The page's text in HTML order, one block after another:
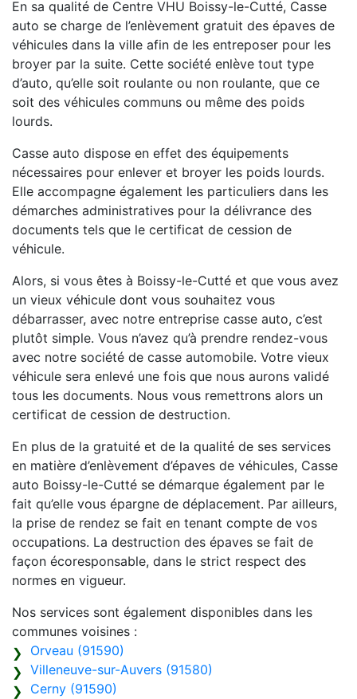
En sa qualité de Centre VHU Boissy-le-Cutté, Casse
auto se charge de l’enlèvement gratuit des épaves de
véhicules dans la ville afin de les entreposer pour les
broyer par la suite. Cette société enlève tout type
d’auto, qu’elle soit roulante ou non roulante, que ce
soit des véhicules communs ou même des poids
lourds.
Casse auto dispose en effet des équipements
nécessaires pour enlever et broyer les poids lourds.
Elle accompagne également les particuliers dans les
démarches administratives pour la délivrance des
documents tels que le certificat de cession de
véhicule.
Alors, si vous êtes à Boissy-le-Cutté et que vous avez
un vieux véhicule dont vous souhaitez vous
débarrasser, avec notre entreprise casse auto, c’est
plutôt simple. Vous n’avez qu’à prendre rendez-vous
avec notre société de casse automobile. Votre vieux
véhicule sera enlevé une fois que nous aurons validé
tous les documents. Nous vous remettrons alors un
certificat de cession de destruction.
En plus de la gratuité et de la qualité de ses services
en matière d’enlèvement d’épaves de véhicules, Casse
auto Boissy-le-Cutté se démarque également par le
fait qu’elle vous épargne de déplacement. Par ailleurs,
la prise de rendez se fait en tenant compte de vos
occupations. La destruction des épaves se fait de
façon écoresponsable, dans le strict respect des
normes en vigueur.
Nos services sont également disponibles dans les
communes voisines :
Orveau (91590)
Villeneuve-sur-Auvers (91580)
Cerny (91590)